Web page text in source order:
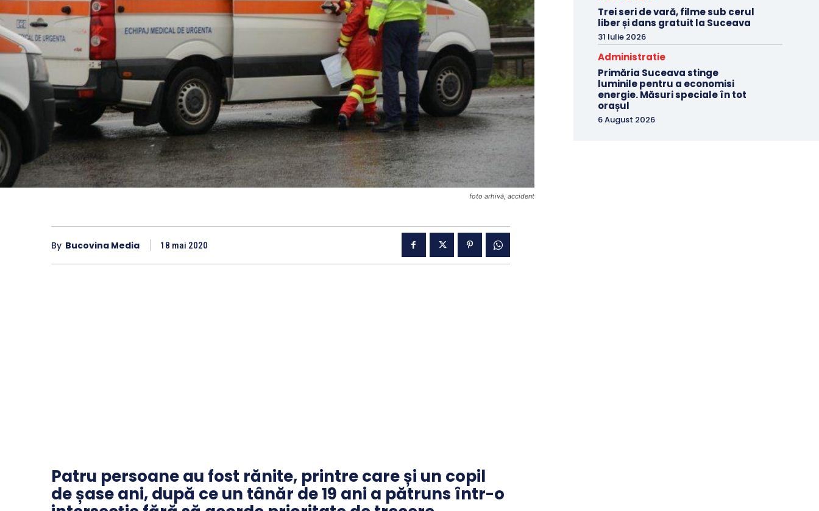
foto arhivă, accident
By Bucovina Media 18 mai 2020
Patru persoane au fost rănite, printre care și un copil
de șase ani, după ce un tânăr de 19 ani a pătruns într-o
Trei seri de vară, filme sub cerul
liber și dans gratuit la Suceava
31 Iulie 2026
Administratie
Primăria Suceava stinge
luminile pentru a economisi
energie. Măsuri speciale în tot
orașul
6 August 2026